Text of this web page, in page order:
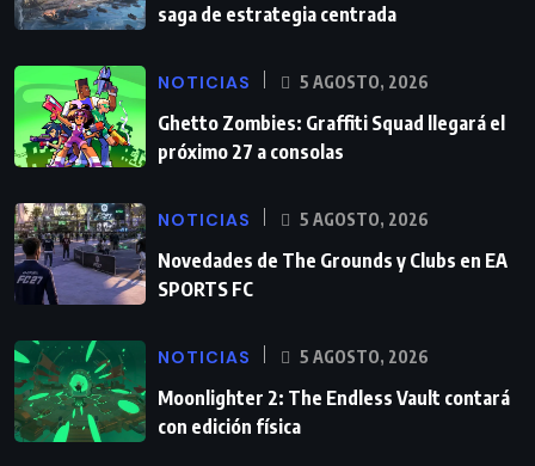
saga de estrategia centrada
NOTICIAS 5 AGOSTO, 2026
Ghetto Zombies: Graffiti Squad llegará el
próximo 27 a consolas
NOTICIAS 5 AGOSTO, 2026
Novedades de The Grounds y Clubs en EA
SPORTS FC
NOTICIAS 5 AGOSTO, 2026
Moonlighter 2: The Endless Vault contará
con edición física